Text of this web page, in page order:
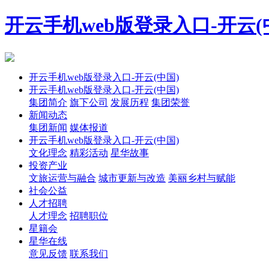
开云手机web版登录入口-开云(
开云手机web版登录入口-开云(中国)
开云手机web版登录入口-开云(中国)
集团简介 旗下公司 发展历程 集团荣誉
新闻动态
集团新闻 媒体报道
开云手机web版登录入口-开云(中国)
文化理念 精彩活动 星华故事
投资产业
文旅运营与融合 城市更新与改造 美丽乡村与赋能
社会公益
人才招聘
人才理念 招聘职位
星籍会
星华在线
意见反馈 联系我们